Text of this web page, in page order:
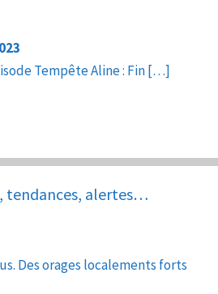
Tempête Aline : Fin[…]
tendances, alertes…
Des orages localements forts